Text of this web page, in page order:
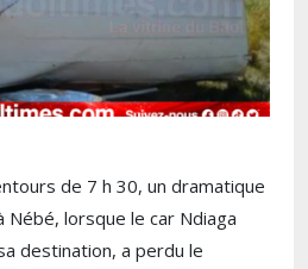
de 7 h 30, un dramatique
lorsque le car Ndiaga
destination, a perdu le